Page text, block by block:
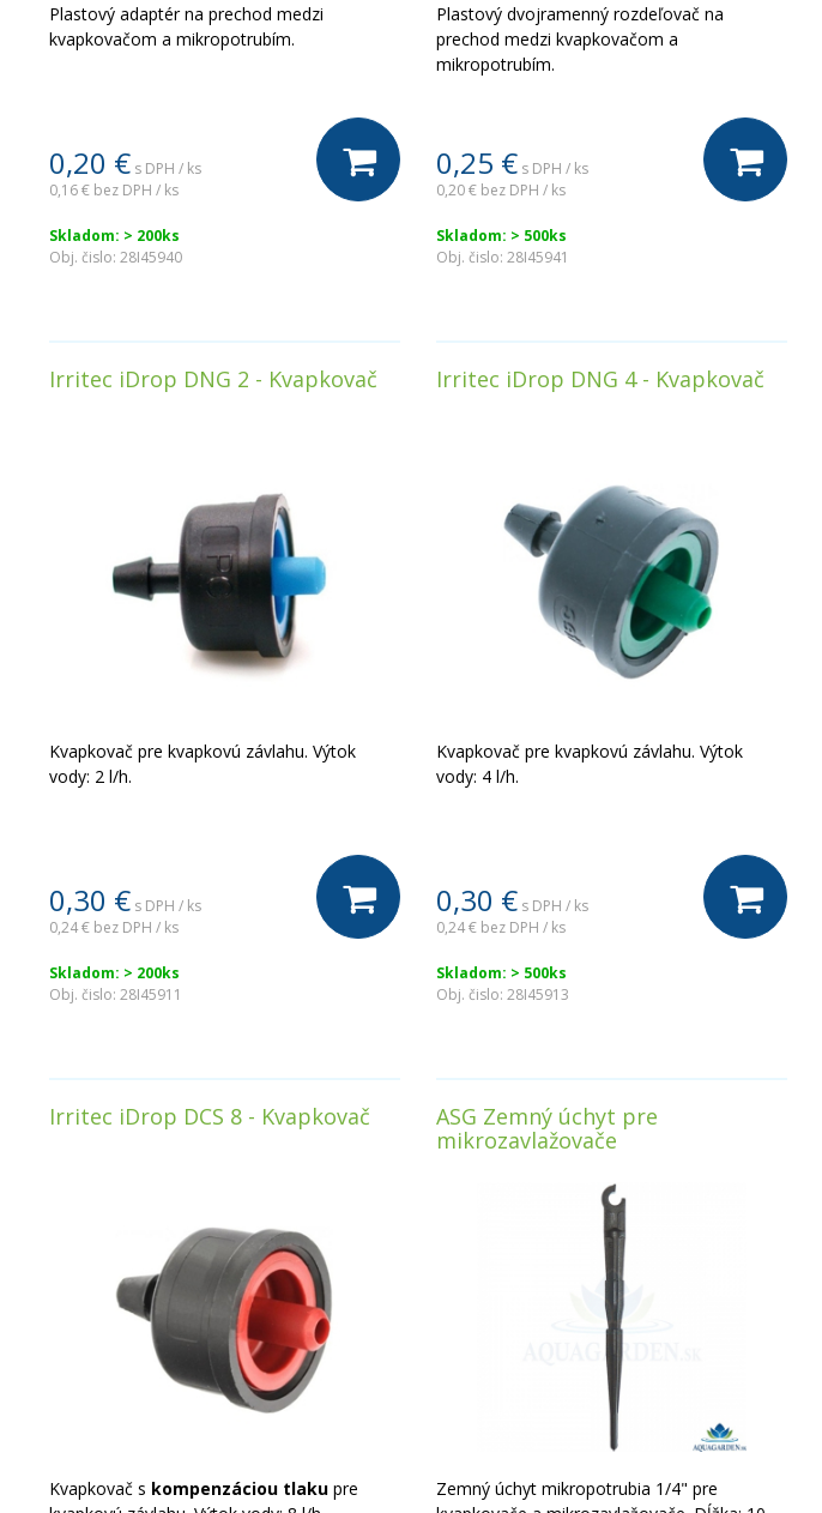
Plastový adaptér na prechod medzi
kvapkovačom a mikropotrubím.
0,20 € s DPH / ks
0,16 € bez DPH / ks
Skladom: > 200ks
Obj. čislo: 28I45940
Plastový dvojramenný rozdeľovač na
prechod medzi kvapkovačom a
mikropotrubím.
0,25 € s DPH / ks
0,20 € bez DPH / ks
Skladom: > 500ks
Obj. čislo: 28I45941
Irritec iDrop DNG 2 - Kvapkovač
Kvapkovač pre kvapkovú závlahu. Výtok
vody: 2 l/h.
0,30 € s DPH / ks
0,24 € bez DPH / ks
Skladom: > 200ks
Obj. čislo: 28I45911
Irritec iDrop DNG 4 - Kvapkovač
Kvapkovač pre kvapkovú závlahu. Výtok
vody: 4 l/h.
0,30 € s DPH / ks
0,24 € bez DPH / ks
Skladom: > 500ks
Obj. čislo: 28I45913
Irritec iDrop DCS 8 - Kvapkovač
Kvapkovač s kompenzáciou tlaku pre
ASG Zemný úchyt pre
mikrozavlažovače
Zemný úchyt mikropotrubia 1/4" pre